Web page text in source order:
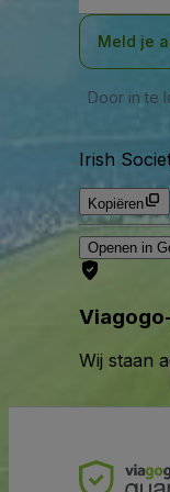
Meld je
Door in te
Irish
Kopiëren
Openen in
Wij staan